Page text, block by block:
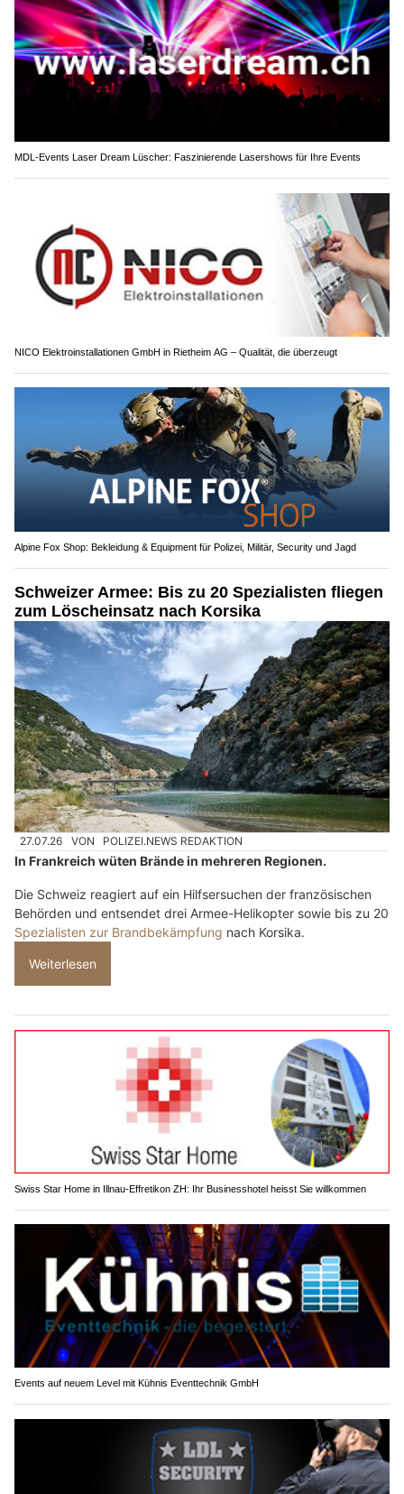
MDL-Events Laser Dream Lüscher: Faszinierende Lasershows für Ihre Events
NICO Elektroinstallationen GmbH in Rietheim AG – Qualität, die überzeugt
Alpine Fox Shop: Bekleidung & Equipment für Polizei, Militär, Security und Jagd
Schweizer Armee: Bis zu 20 Spezialisten fliegen
zum Löscheinsatz nach Korsika
27.07.26 VON POLIZEI.NEWS REDAKTION
In Frankreich wüten Brände in mehreren Regionen.
Die Schweiz reagiert auf ein Hilfsersuchen der französischen
Behörden und entsendet drei Armee-Helikopter sowie bis zu 20
Spezialisten zur Brandbekämpfung nach Korsika.
Weiterlesen
Swiss Star Home in Illnau-Effretikon ZH: Ihr Businesshotel heisst Sie willkommen
Events auf neuem Level mit Kühnis Eventtechnik GmbH